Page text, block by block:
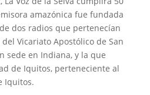
amazónica fue fundada
dos radios que pertenecían
Vicariato Apostólico de San
sede en Indiana, y la que
de Iquitos, perteneciente al
Iquitos.